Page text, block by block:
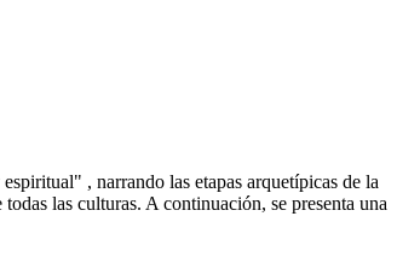
, narrando las etapas arquetípicas de la
las culturas. A continuación, se presenta una